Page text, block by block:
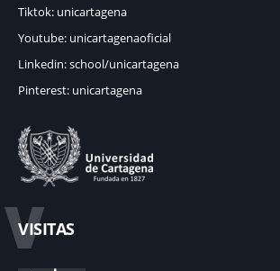
Tiktok: unicartagena
Youtube: unicartagenaoficial
Linkedin: school/unicartagena
Pinterest: unicartagena
V
VISITAS